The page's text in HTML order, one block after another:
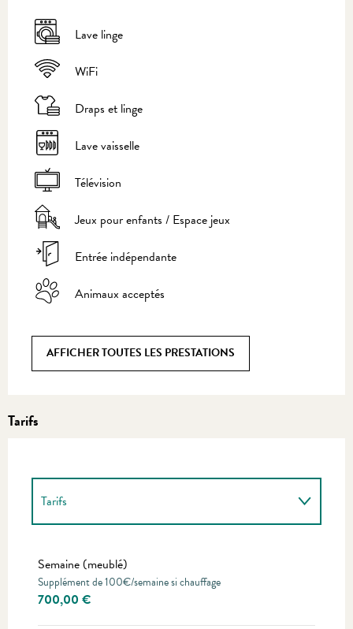
Lave linge
WiFi
Draps et linge
Lave vaisselle
Télévision
Jeux pour enfants / Espace jeux
Entrée indépendante
Animaux acceptés
AFFICHER TOUTES LES PRESTATIONS
Tarifs
Tarifs
Semaine (meublé)
Supplément de 100€/semaine si chauffage
700,00 €